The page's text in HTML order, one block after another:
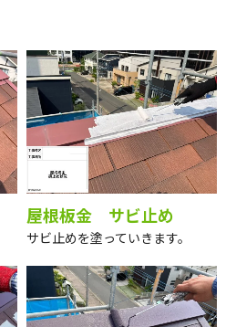
屋根板金 サビ止め
サビ止めを塗っていきます。